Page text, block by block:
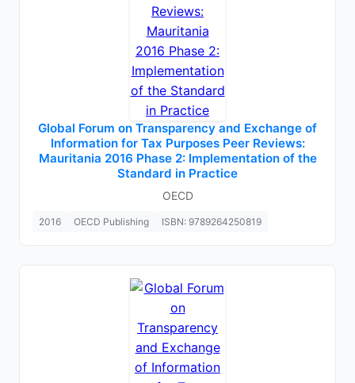
Global Forum on Transparency and Exchange of
Information for Tax Purposes Peer Reviews:
Mauritania 2016 Phase 2: Implementation of the
Standard in Practice
OECD
2016 OECD Publishing ISBN: 9789264250819